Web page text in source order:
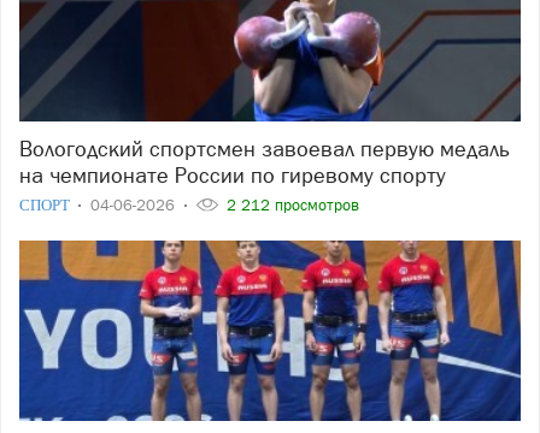
Вологодский спортсмен завоевал первую медаль
на чемпионате России по гиревому спорту
СПОРТ 04-06-2026 2 212 просмотров